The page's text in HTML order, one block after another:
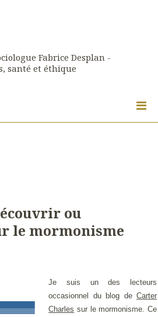
Fabrice Desplan -
santé et éthique
ou
le mormonisme
Je suis un des lecteurs
occasionnel du blog de Carter
Charles sur le mormonisme. Ce